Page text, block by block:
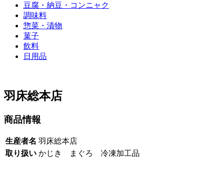
豆腐・納豆・コンニャク
調味料
惣菜・漬物
菓子
飲料
日用品
羽床総本店
商品情報
生産者名 羽床総本店
取り扱い かじき まぐろ 冷凍加工品